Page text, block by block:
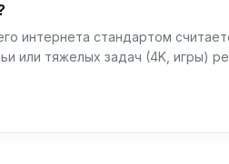
интернета стандартом
или тяжелых задач (4K, игры)